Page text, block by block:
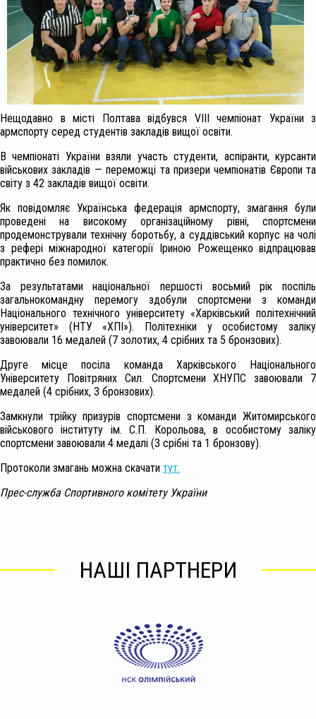
Нещодавно в місті Полтава відбувся VIII чемпіонат України з
армспорту серед студентів закладів вищої освіти.
В чемпіонаті України взяли участь студенти, аспіранти, курсанти
військових закладів — переможці та призери чемпіонатів Європи та
світу з 42 закладів вищої освіти.
Як повідомляє Українська федерація армспорту, змагання були
проведені на високому організаційному рівні, спортсмени
продемонстрували технічну боротьбу, а суддівський корпус на чолі
з рефері міжнародної категорії Іриною Рожещенко відпрацював
практично без помилок.
За результатами національної першості восьмий рік поспіль
загальнокомандну перемогу здобули спортсмени з команди
Національного технічного університету «Харківський політехнічний
університет» (НТУ «ХПІ»). Політехніки у особистому заліку
завоювали 16 медалей (7 золотих, 4 срібних та 5 бронзових).
Друге місце посіла команда Харківського Національного
Університету Повітряних Сил. Спортсмени ХНУПС завоювали 7
медалей (4 срібних, 3 бронзових).
Замкнули трійку призурів спортсмени з команди Житомирського
військового інституту ім. С.П. Корольова, в особистому заліку
спортсмени завоювали 4 медалі (3 срібні та 1 бронзову).
Протоколи змагань можна скачати тут.
Прес-служба Спортивного комітету України
НАШІ ПАРТНЕРИ